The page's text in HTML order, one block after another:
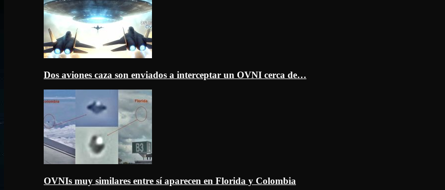
Dos aviones caza son enviados a interceptar un OVNI cerca de…
OVNIs muy similares entre sí aparecen en Florida y Colombia